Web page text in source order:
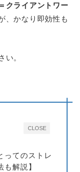
クライアントワー
、かなり即効性も
い。
CLOSE
ってのストレ
解説】